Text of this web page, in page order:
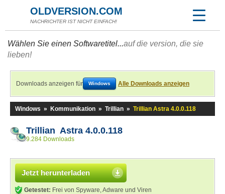
OLDVERSION.COM
NACHRICHTER IST NICHT EINFACH!
Wählen Sie einen Softwaretitel...auf die version, die sie
lieben!
Downloads anzeigen für Windows Alle Downloads anzeigen
Windows » Kommunikation » Trillian » Trillian Astra 4.0.0.118
Trillian Astra 4.0.0.118
9.284 Downloads
Jetzt herunterladen
Getestet: Frei von Spyware, Adware und Viren